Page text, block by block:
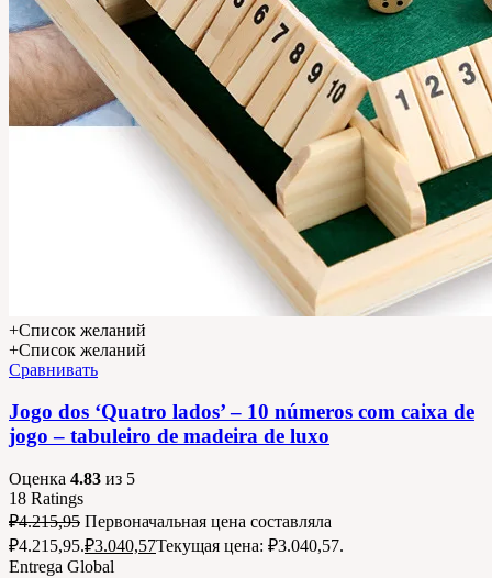
+Список желаний
+Список желаний
Cравнивать
Jogo dos ‘Quatro lados’ – 10 números com caixa de
jogo – tabuleiro de madeira de luxo
Оценка 4.83 из 5
18 Ratings
₽4.215,95 Первоначальная цена составляла
₽4.215,95.₽3.040,57Текущая цена: ₽3.040,57.
Entrega Global